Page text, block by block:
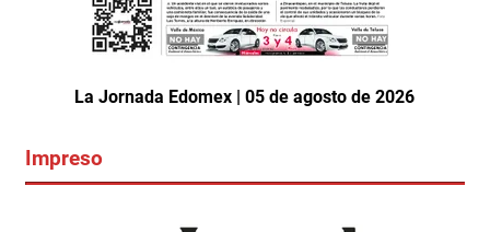
La Jornada Edomex | 05 de agosto de 2026
Impreso